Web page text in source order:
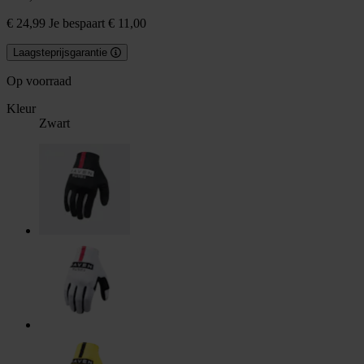
€ 24,99 Je bespaart € 11,00
Laagsteprijsgarantie
Op voorraad
Kleur
Zwart